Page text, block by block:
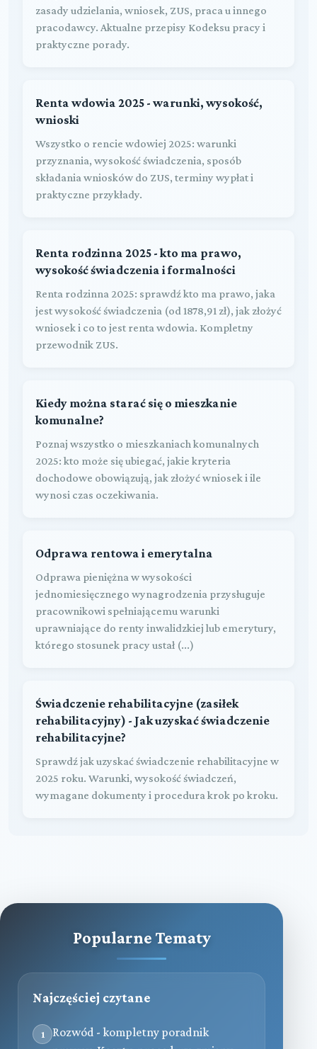
zasady udzielania, wniosek, ZUS, praca u innego
pracodawcy. Aktualne przepisy Kodeksu pracy i
praktyczne porady.
Renta wdowia 2025 - warunki, wysokość,
wnioski
Wszystko o rencie wdowiej 2025: warunki
przyznania, wysokość świadczenia, sposób
składania wniosków do ZUS, terminy wypłat i
praktyczne przykłady.
Renta rodzinna 2025 - kto ma prawo,
wysokość świadczenia i formalności
Renta rodzinna 2025: sprawdź kto ma prawo, jaka
jest wysokość świadczenia (od 1878,91 zł), jak złożyć
wniosek i co to jest renta wdowia. Kompletny
przewodnik ZUS.
Kiedy można starać się o mieszkanie
komunalne?
Poznaj wszystko o mieszkaniach komunalnych
2025: kto może się ubiegać, jakie kryteria
dochodowe obowiązują, jak złożyć wniosek i ile
wynosi czas oczekiwania.
Odprawa rentowa i emerytalna
Odprawa pieniężna w wysokości
jednomiesięcznego wynagrodzenia przysługuje
pracownikowi spełniającemu warunki
uprawniające do renty inwalidzkiej lub emerytury,
którego stosunek pracy ustał (...)
Świadczenie rehabilitacyjne (zasiłek
rehabilitacyjny) - Jak uzyskać świadczenie
rehabilitacyjne?
Sprawdź jak uzyskać świadczenie rehabilitacyjne w
2025 roku. Warunki, wysokość świadczeń,
wymagane dokumenty i procedura krok po kroku.
Popularne Tematy
Najczęściej czytane
1
Rozwód - kompletny poradnik